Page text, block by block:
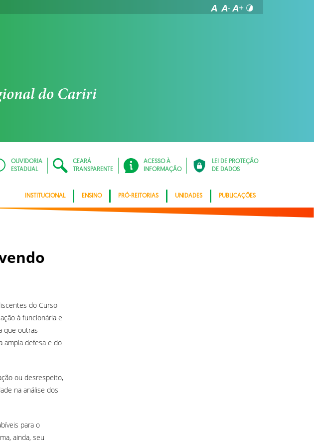
OUVIDORIA
ESTADUAL
CEARÁ
TRANSPARENTE
ACESSO À
INFORMAÇÃO
LEI DE PROTEÇÃO
DE DADOS
INSTITUCIONAL ENSINO PRÓ-REITORIAS UNIDADES PUBLICAÇÕES
do Curso
à funcionária e
que outras
ampla defesa e do
ou desrespeito,
na análise dos
para o
ainda, seu